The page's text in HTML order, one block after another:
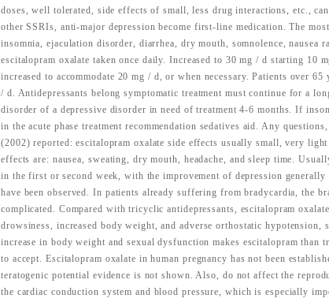
doses, well tolerated, side effects of small, less drug interactions, etc.,
other SSRIs, anti-major depression become first-line medication. The
insomnia, ejaculation disorder, diarrhea, dry mouth, somnolence, nausea
escitalopram oxalate taken once daily. Increased to 30 mg / d starting 10
increased to accommodate 20 mg / d, or when necessary. Patients over
/ d. Antidepressants belong symptomatic treatment must continue for a
disorder of a depressive disorder in need of treatment 4-6 months. If
in the acute phase treatment recommendation sedatives aid. Any
(2002) reported: escitalopram oxalate side effects usually small, very
effects are: nausea, sweating, dry mouth, headache, and sleep time.
in the first or second week, with the improvement of depression generally
have been observed. In patients already suffering from bradycardia, the
complicated. Compared with tricyclic antidepressants, escitalopram
drowsiness, increased body weight, and adverse orthostatic
increase in body weight and sexual dysfunction makes escitalopram than
to accept. Escitalopram oxalate in human pregnancy has not been
teratogenic potential evidence is not shown. Also, do not affect the
the cardiac conduction system and blood pressure, which is especially